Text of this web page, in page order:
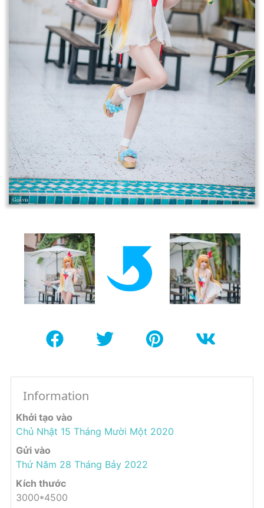
Information
Khởi tạo vào
Chủ Nhật 15 Tháng Mười Một 2020
Gửi vào
Thứ Năm 28 Tháng Bảy 2022
Kích thước
3000*4500